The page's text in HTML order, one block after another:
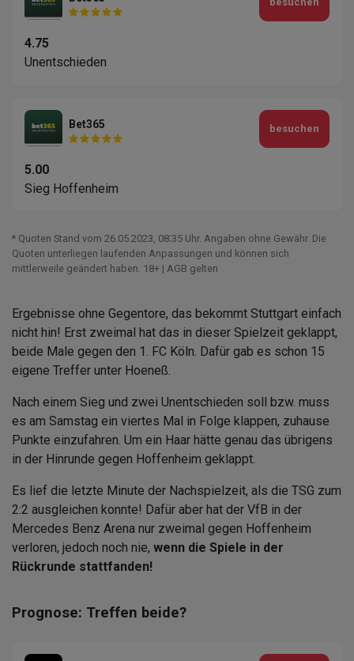
4.75
Unentschieden
Bet365
5.00
Sieg Hoffenheim
besuchen
* Quoten Stand vom 26.05.2023‚ 08⁚35 Uhr. Angaben ohne Gewähr. Die
Quoten unterliegen laufenden Anpassungen und können sich
mittlerweile geändert haben. 18+ | AGB gelten
Ergebnisse ohne Gegentore, das bekommt Stuttgart einfach
nicht hin! Erst zweimal hat das in dieser Spielzeit geklappt,
beide Male gegen den 1. FC Köln. Dafür gab es schon 15
eigene Treffer unter Hoeneß.
Nach einem Sieg und zwei Unentschieden soll bzw. muss
es am Samstag ein viertes Mal in Folge klappen, zuhause
Punkte einzufahren. Um ein Haar hätte genau das übrigens
in der Hinrunde gegen Hoffenheim geklappt.
Es lief die letzte Minute der Nachspielzeit, als die TSG zum
2:2 ausgleichen konnte! Dafür aber hat der VfB in der
Mercedes Benz Arena nur zweimal gegen Hoffenheim
verloren, jedoch noch nie, wenn die Spiele in der
Rückrunde stattfanden!
Prognose: Treffen beide?